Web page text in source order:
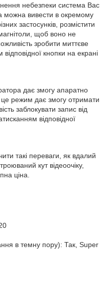
небезпеки система Вас
можна вивести в окремому
застосунків, розмістити
щоб воно не
зробити миттєве
кнопки на екрані
дає змогу апаратно
режим дає змогу отримати
заблокувати запис від
відповідної
такі переваги, як вдалий
кут відеоочіку,
ціна.
в темну пору): Так, Super